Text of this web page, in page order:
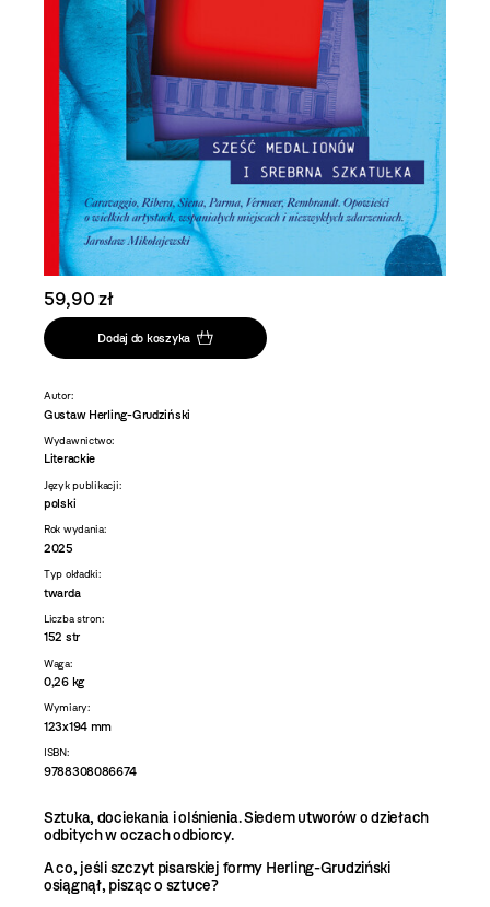
59,90 zł
Dodaj do koszyka
Autor:
Gustaw Herling-Grudziński
Wydawnictwo:
Literackie
Język publikacji:
polski
Rok wydania:
2025
Typ okładki:
twarda
Liczba stron:
152 str
Waga:
0,26 kg
Wymiary:
123x194 mm
ISBN:
9788308086674
Sztuka, dociekania i olśnienia. Siedem utworów o dziełach
odbitych w oczach odbiorcy.
A co, jeśli szczyt pisarskiej formy Herling-Grudziński
osiągnął, pisząc o sztuce?